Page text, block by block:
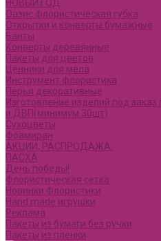
НОВЫЙ ГОД
Оазис флористическая губка
Открытки и конверты бумажные
Банты
Конверты деревянные
Пакеты для цветов
Ценники для мела
Инструмент флористика
Перья декоративные
Изготовление изделий под
и ДВП(минимум 30шт)
Сухоцветы
Фоамиран
АКЦИИ, РАСПРОДАЖА.
ПАСХА
День победы!
Флористическая сетка
Новинки Флористики
Hand made игрушки
Реклама
Пакеты из бумаги без ручки
Пакеты из пленки